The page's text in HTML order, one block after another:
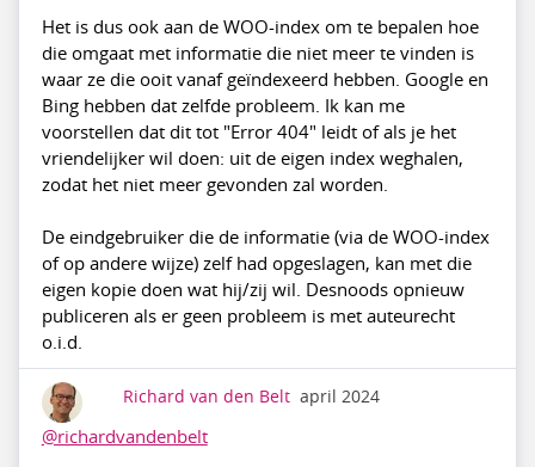
Het is dus ook aan de WOO-index om te bepalen hoe
die omgaat met informatie die niet meer te vinden is
waar ze die ooit vanaf geïndexeerd hebben. Google en
Bing hebben dat zelfde probleem. Ik kan me
voorstellen dat dit tot "Error 404" leidt of als je het
vriendelijker wil doen: uit de eigen index weghalen,
zodat het niet meer gevonden zal worden.
De eindgebruiker die de informatie (via de WOO-index
of op andere wijze) zelf had opgeslagen, kan met die
eigen kopie doen wat hij/zij wil. Desnoods opnieuw
publiceren als er geen probleem is met auteurecht
o.i.d.
Richard van den Belt april 2024
@richardvandenbelt